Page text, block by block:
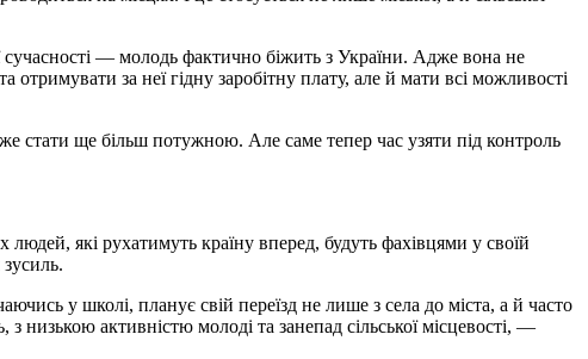
сучасності — молодь фактично біжить з України. Адже вона не
за неї гідну заробітну плату, але й мати всі можливості
стати ще більш потужною. Але саме тепер час узяти під контроль
які рухатимуть країну вперед, будуть фахівцями у своїй
у школі, планує свій переїзд не лише з села до міста, а й часто
низькою активністю молоді та занепад сільської місцевості, —